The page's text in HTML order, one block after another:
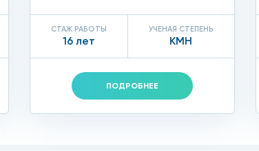
СТАЖ РАБОТЫ
16 лет
УЧЕНАЯ СТЕПЕНЬ
КМН
ПОДРОБНЕЕ